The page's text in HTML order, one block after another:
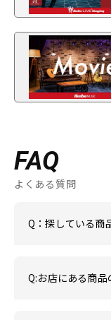
FAQ
よくある質問
Q：探している商
Q:お店にある商